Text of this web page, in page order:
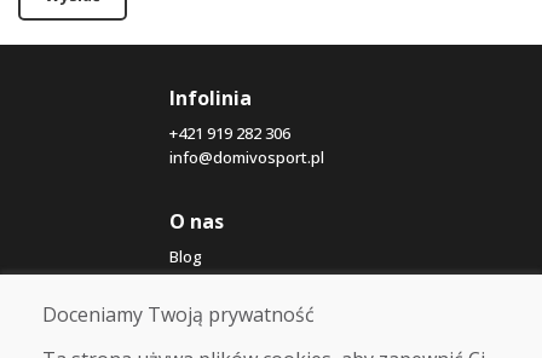
Infolinia
+421 919 282 306
info@domivosport.pl
O nas
Blog
O nas
Sklep
Kontakt
Doceniamy Twoją prywatność